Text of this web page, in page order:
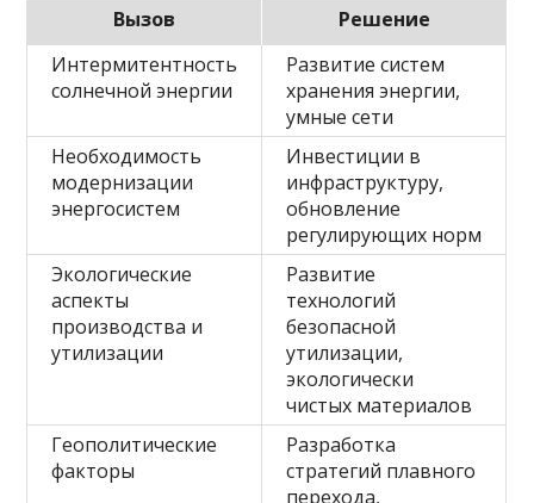
Вызов
Решение
Интермитентность
солнечной энергии
Развитие систем
хранения энергии,
умные сети
Необходимость
модернизации
энергосистем
Инвестиции в
инфраструктуру,
обновление
регулирующих норм
Экологические
аспекты
производства и
утилизации
Развитие
технологий
безопасной
утилизации,
экологически
чистых материалов
Геополитические
факторы
Разработка
стратегий плавного
перехода,